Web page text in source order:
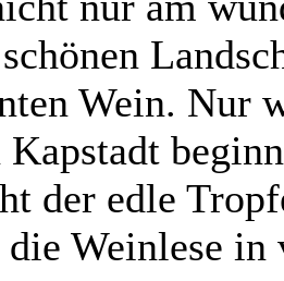
Wein. Nur
der edle
Weinlese